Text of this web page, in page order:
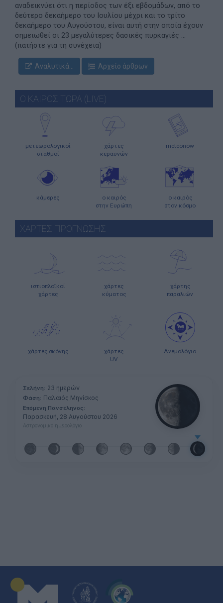
αναδεικνύει ότι η περίοδος των έξι εβδομάδων, από το
δεύτερο δεκαήμερο του Ιουλίου μέχρι και το τρίτο
δεκαήμερο του Αυγούστου, είναι αυτή στην οποία έχουν
σημειωθεί οι 23 μεγαλύτερες δασικές πυρκαγιές ...
(πατήστε για τη συνέχεια)
Αναλυτικά... Αρχείο άρθρων
Ο ΚΑΙΡΟΣ ΤΩΡΑ (LIVE)
μετεωρολογικοί
σταθμοί
χάρτες
κεραυνών
meteonow
κάμερες
ο καιρός
στην Ευρώπη
ο καιρός
στον κόσμο
ΧΑΡΤΕΣ ΠΡΟΓΝΩΣΗΣ
ιστιοπλοϊκοί
χάρτες
χάρτες
κύματος
χάρτης
παραλιών
χάρτες σκόνης
χάρτες
UV
Ανεμολόγιο
Σελήνη: 23 ημερών
Φάση: Παλαιός Μηνίσκος
Επόμενη Πανσέληνος:
Παρασκευή, 28 Αυγούστου 2026
Αστρονομικό ημερολόγιο